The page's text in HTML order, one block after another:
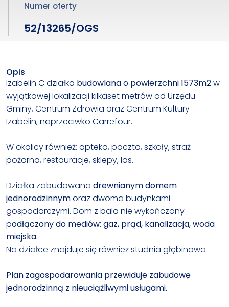
Numer oferty
52/13265/OGS
Opis
Izabelin C działka budowlana o powierzchni 1573m2w
wyjątkowej lokalizacji kilkaset metrów od Urzędu
Gminy, Centrum Zdrowia oraz Centrum Kultury
Izabelin, naprzeciwko Carrefour.
W okolicy również: apteka, poczta, szkoły, straż
pożarna, restauracje, sklepy, las.
Działka zabudowana drewnianym domem
jednorodzinnymoraz dwoma budynkami
gospodarczymi. Dom z bala nie wykończony
podłączony do mediów: gaz, prąd, kanalizacja, woda
miejska.
Na działce znajduje się również studnia głębinowa.
Plan zagospodarowania przewiduje zabudowę
jednorodzinną z nieuciążliwymi usługami.